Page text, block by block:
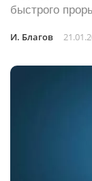
быстрого
И. Благов